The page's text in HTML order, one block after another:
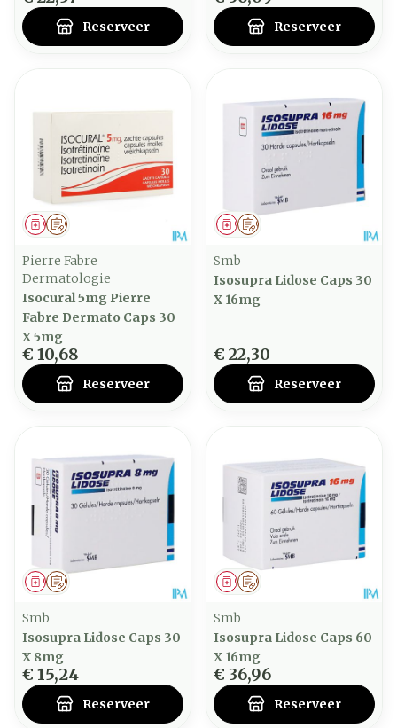
Reserveer Reserveer
Op voorschrift
Geneesmiddel
Pierre Fabre
Dermatologie
Isocural 5mg Pierre
Fabre Dermato Caps 30
X 5mg
€ 10,68
Reserveer
Op voorschrift
Geneesmiddel
Smb
Isosupra Lidose Caps 30
X 16mg
€ 22,30
Reserveer
Op voorschrift
Geneesmiddel
Smb
Isosupra Lidose Caps 30
X 8mg
€ 15,24
Reserveer
Op voorschrift
Geneesmiddel
Smb
Isosupra Lidose Caps 60
X 16mg
€ 36,96
Reserveer